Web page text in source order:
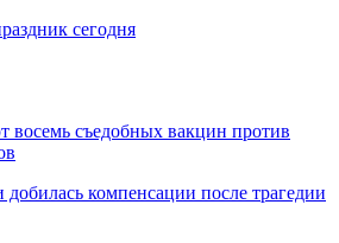
сегодня
восемь съедобных вакцин против
компенсации после трагедии